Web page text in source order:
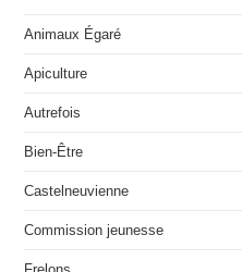
Animaux Égaré
Apiculture
Autrefois
Bien-Être
Castelneuvienne
Commission jeunesse